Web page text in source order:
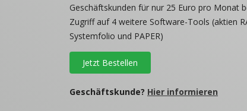
Geschäftskunden für nur 25 Euro pro Monat
Zugriff auf 4 weitere Software-Tools (aktien
Systemfolio und PAPER)
Jetzt Bestellen
Geschäftskunde? Hier informieren